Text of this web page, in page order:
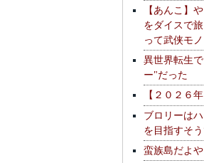
【あんこ】
をダイスで
って武侠モノ
異世界転生
ー"だった
【２０２６
ブロリーは
を目指すそ
蛮族島だよ